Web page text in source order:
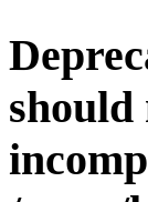
should